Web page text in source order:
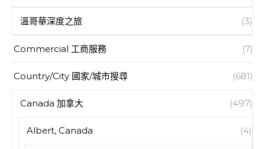
溫哥華深度之旅 (3)
Commercial 工商服務 (7)
Country/City 國家/城市搜尋 (681)
Canada 加拿大 (497)
Albert, Canada (4)